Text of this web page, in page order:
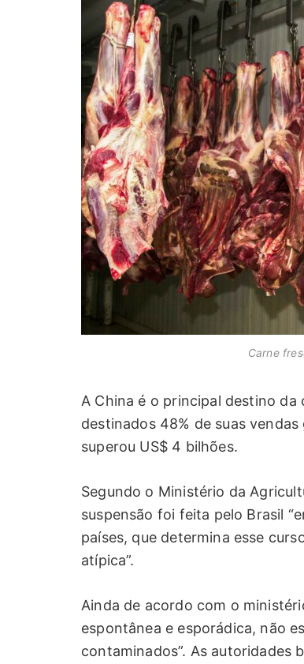
Carne
A China é o principal destino
destinados 48% de suas
superou US$ 4 bilhões.
Segundo o Ministério da
suspensão foi feita pelo Brasil
países, que determina esse
atípica”.
Ainda de acordo com o
espontânea e esporádica, não
contaminados”. As autoridades